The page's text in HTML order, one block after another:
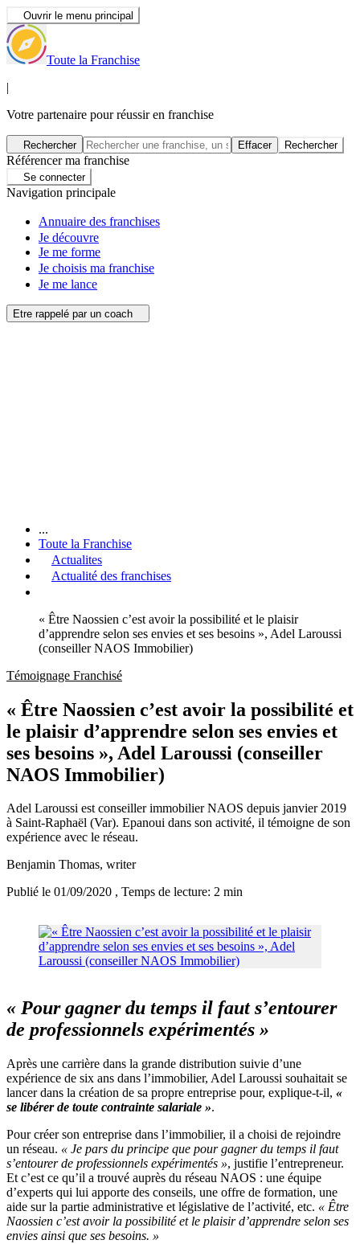
Ouvrir le menu principal
Toute la Franchise
|
Votre partenaire pour réussir en franchise
Rechercher Effacer Rechercher
Référencer ma franchise
Se connecter
Navigation principale
Annuaire des franchises
Je découvre
Je me forme
Je choisis ma franchise
Je me lance
Etre rappelé par un coach
...
Toute la Franchise
Actualites
Actualité des franchises
« Être Naossien c’est avoir la possibilité et le plaisir
d’apprendre selon ses envies et ses besoins », Adel Laroussi
(conseiller NAOS Immobilier)
Témoignage Franchisé
« Être Naossien c’est avoir la possibilité et
le plaisir d’apprendre selon ses envies et
ses besoins », Adel Laroussi (conseiller
NAOS Immobilier)
Adel Laroussi est conseiller immobilier NAOS depuis janvier 2019
à Saint-Raphaël (Var). Epanoui dans son activité, il témoigne de son
expérience avec le réseau.
Benjamin Thomas, writer
Publié le 01/09/2020 , Temps de lecture: 2 min
« Pour gagner du temps il faut s’entourer
de professionnels expérimentés »
Après une carrière dans la grande distribution suivie d’une
expérience de six ans dans l’immobilier, Adel Laroussi souhaitait se
lancer dans la création de sa propre entreprise pour, explique-t-il, «
se libérer de toute contrainte salariale ».
Pour créer son entreprise dans l’immobilier, il a choisi de rejoindre
un réseau. « Je pars du principe que pour gagner du temps il faut
s’entourer de professionnels expérimentés », justifie l’entrepreneur.
Et c’est ce qu’il a trouvé auprès du réseau NAOS : une équipe
d’experts qui lui apporte des conseils, une offre de formation, une
aide sur la partie administrative et législative de l’activité, etc. « Être
Naossien c’est avoir la possibilité et le plaisir d’apprendre selon ses
envies ainsi que ses besoins. »